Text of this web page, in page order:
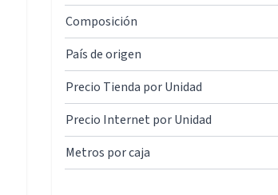
Composición
País de origen
Precio Tienda por Unidad
Precio Internet por Unidad
Metros por caja